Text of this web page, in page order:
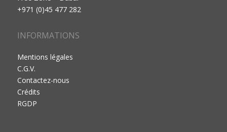
+971 (0)45 477 282
INFORMATIONS
Mentions légales
C.G.V.
Contactez-nous
Crédits
RGDP